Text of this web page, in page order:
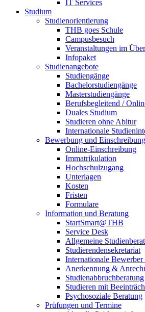
IT Services
Studium
Studienorientierung
THB goes Schule
Campusbesuch
Veranstaltungen im
Infopaket
Studienangebote
Studiengänge
Bachelorstudiengänge
Masterstudiengänge
Berufsbegleitend /
Duales Studium
Studieren ohne Abitur
Internationale
Bewerbung und Einschreibung
Online-Einschreibung
Immatrikulation
Hochschulzugang
Unterlagen
Kosten
Fristen
Formulare
Information und Beratung
StartSmart@THB
Service Desk
Allgemeine
Studierendensekretariat
Internationale Bewerber
Anerkennung &
Studienabbruchberatung
Studieren mit
Psychosoziale Beratung
Prüfungen und Termine